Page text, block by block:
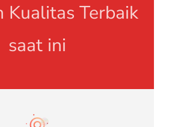
Kualitas Terbaik
saat ini